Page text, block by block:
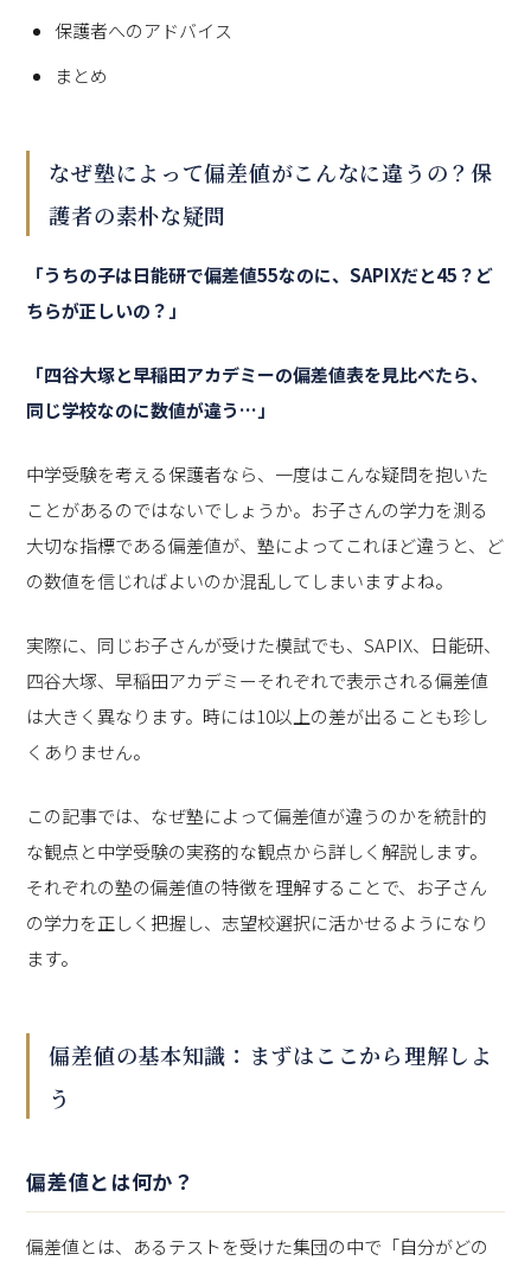
保護者へのアドバイス
まとめ
なぜ塾によって偏差値がこんなに違うの？保
護者の素朴な疑問
「うちの子は日能研で偏差値55なのに、SAPIXだと45？ど
ちらが正しいの？」
「四谷大塚と早稲田アカデミーの偏差値表を見比べたら、
同じ学校なのに数値が違う…」
中学受験を考える保護者なら、一度はこんな疑問を抱いた
ことがあるのではないでしょうか。お子さんの学力を測る
大切な指標である偏差値が、塾によってこれほど違うと、ど
の数値を信じればよいのか混乱してしまいますよね。
実際に、同じお子さんが受けた模試でも、SAPIX、日能研、
四谷大塚、早稲田アカデミーそれぞれで表示される偏差値
は大きく異なります。時には10以上の差が出ることも珍し
くありません。
この記事では、なぜ塾によって偏差値が違うのかを統計的
な観点と中学受験の実務的な観点から詳しく解説します。
それぞれの塾の偏差値の特徴を理解することで、お子さん
の学力を正しく把握し、志望校選択に活かせるようになり
ます。
偏差値の基本知識：まずはここから理解しよ
う
偏差値とは何か？
偏差値とは、あるテストを受けた集団の中で「自分がどの